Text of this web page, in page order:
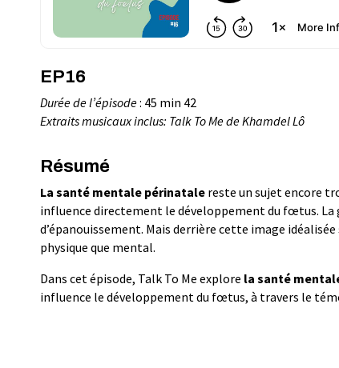
EP16
Durée de l’épisode: 45 min 42
Extraits musicaux inclus: Talk To Me de Khamdel Lô
Résumé
La santé mentale périnatale reste un sujet encore
influence directement le développement du fœtus. La
d’épanouissement. Mais derrière cette image
physique que mental.
Dans cet épisode, Talk To Me explore la santé
influence le développement du fœtus, à travers le